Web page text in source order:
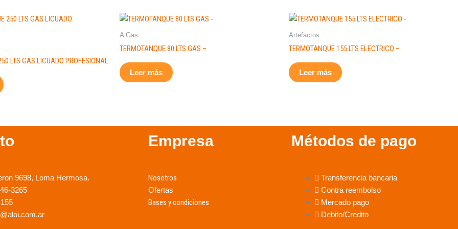
LTS GAS LICUADO PROFESIONAL
A Gas
TERMOTANQUE 80 LTS GAS –
Leer más
Artefactos
TERMOTANQUE 155 LTS ELECTRICO –
Leer más
9698, Loma Hermosa.
3265
Empresa
Nosotros
Ofertas
Bases y condiciones
Métodos de pago
Transferencia bancaria
Contra reembolso
Mercado pago
Debito/Credito